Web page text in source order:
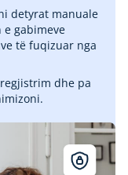
detyrat manuale
gabimeve
të fuqizuar nga
dhe pa